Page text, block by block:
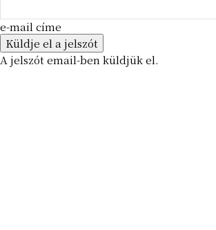
e-mail címe
A jelszót email-ben küldjük el.